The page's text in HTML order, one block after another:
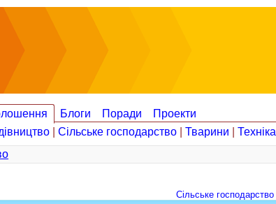
Блоги Поради
Проекти
Сільське господарство Тварини Техніка
Сільське господарство